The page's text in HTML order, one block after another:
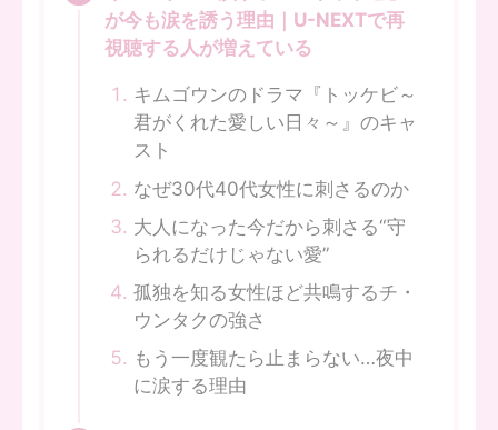
が今も涙を誘う理由｜U-NEXTで再
視聴する人が増えている
キムゴウンのドラマ『トッケビ～
君がくれた愛しい日々～』のキャ
スト
なぜ30代40代女性に刺さるのか
大人になった今だから刺さる“守
られるだけじゃない愛”
孤独を知る女性ほど共鳴するチ・
ウンタクの強さ
もう一度観たら止まらない…夜中
に涙する理由